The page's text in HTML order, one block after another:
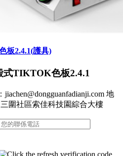
板2.4.1(護具)
式TIKTOK色板2.4.1
：jiachen@dongguanfadianji.com 地
三圍社區索佳科技園綜合大樓